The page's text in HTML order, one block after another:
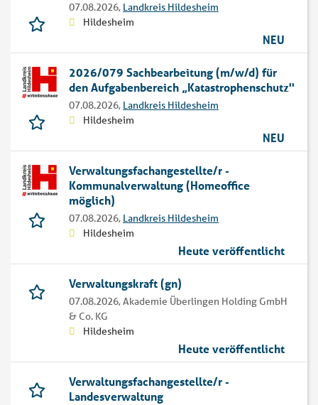
07.08.2026, Landkreis Hildesheim
Hildesheim
NEU
2026/079 Sachbearbeitung (m/w/d) für
den Aufgabenbereich „Katastrophenschutz''
07.08.2026, Landkreis Hildesheim
Hildesheim
NEU
Verwaltungsfachangestellte/r -
Kommunalverwaltung (Homeoffice
möglich)
07.08.2026, Landkreis Hildesheim
Hildesheim
Heute veröffentlicht
Verwaltungskraft (gn)
07.08.2026,Akademie Überlingen Holding GmbH
& Co. KG
Hildesheim
Heute veröffentlicht
Verwaltungsfachangestellte/r -
Landesverwaltung